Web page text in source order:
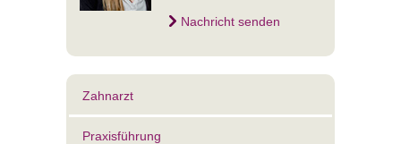
Nachricht senden
Zahnarzt
Praxisführung